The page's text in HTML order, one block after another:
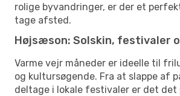
rolige byvandringer, er der et
tage afsted.
Højsæson: Solskin, festivaler
Varme vejr måneder er ideelle til
og kultursøgende. Fra at slappe af
deltage i lokale festivaler er det